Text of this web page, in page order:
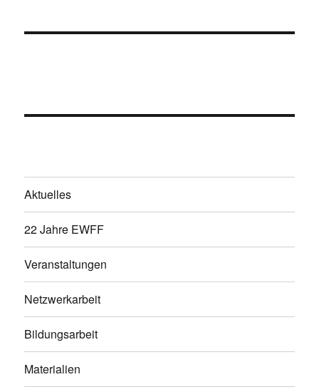
Aktuelles
22 Jahre EWFF
Veranstaltungen
Netzwerkarbeit
Bildungsarbeit
Materialien